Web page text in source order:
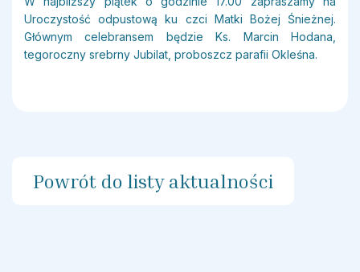
Uroczystość odpustową ku czci Matki Bożej Śnieżnej.
Głównym celebransem będzie Ks. Marcin Hodana,
tegoroczny srebrny Jubilat, proboszcz parafii Okleśna.
Powrót do listy aktualności